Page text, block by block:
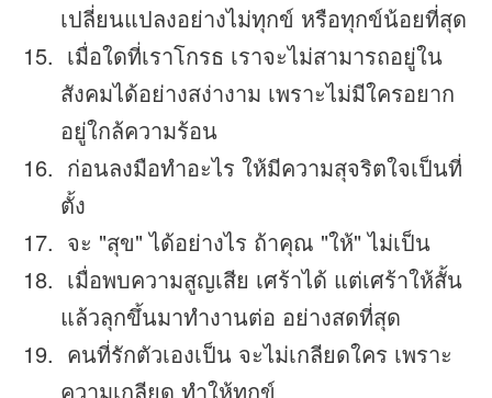
เปลี่ยนแปลงอย่างไม่ทุกข์ หรือทุกข์น้อยที่สุด
เมื่อใดที่เราโกรธ เราจะไม่สามารถอยู่ใน
สังคมได้อย่างสง่างาม เพราะไม่มีใครอยาก
อยู่ใกล้ความร้อน
ก่อนลงมือทำอะไร ให้มีความสุจริตใจเป็นที่
ตั้ง
จะ "สุข" ได้อย่างไร ถ้าคุณ "ให้" ไม่เป็น
เมื่อพบความสูญเสีย เศร้าได้ แต่เศร้าให้สั้น
แล้วลุกขึ้นมาทำงานต่อ อย่างสดที่สุด
คนที่รักตัวเองเป็น จะไม่เกลียดใคร เพราะ
ความเกลียด ทำให้ทุกข์